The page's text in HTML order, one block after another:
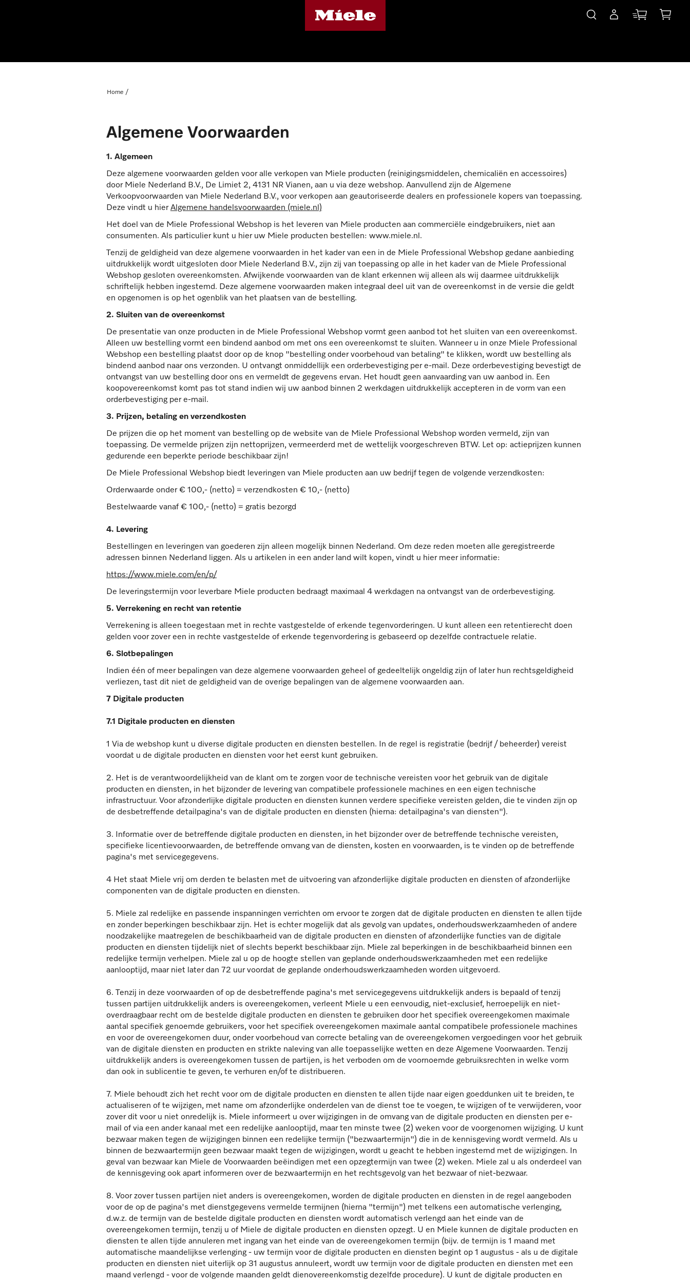
Home
Algemene Voorwaarden
1. Algemeen
Deze algemene voorwaarden gelden voor alle verkopen van Miele producten (reinigingsmiddelen, chemicaliën en accessoires)
door Miele Nederland B.V., De Limiet 2, 4131 NR Vianen, aan u via deze webshop. Aanvullend zijn de Algemene
Verkoopvoorwaarden van Miele Nederland B.V., voor verkopen aan geautoriseerde dealers en professionele kopers van toepassing.
Deze vindt u hierAlgemene handelsvoorwaarden (miele.nl)
Het doel van de Miele Professional Webshop is het leveren van Miele producten aan commerciële eindgebruikers, niet aan
consumenten. Als particulier kunt u hier uw Miele producten bestellen: www.miele.nl.
Tenzij de geldigheid van deze algemene voorwaarden in het kader van een in de Miele Professional Webshop gedane aanbieding
uitdrukkelijk wordt uitgesloten door Miele Nederland B.V., zijn zij van toepassing op alle in het kader van de Miele Professional
Webshop gesloten overeenkomsten. Afwijkende voorwaarden van de klant erkennen wij alleen als wij daarmee uitdrukkelijk
schriftelijk hebben ingestemd. Deze algemene voorwaarden maken integraal deel uit van de overeenkomst in de versie die geldt
en opgenomen is op het ogenblik van het plaatsen van de bestelling.
2. Sluiten van de overeenkomst
De presentatie van onze producten in de Miele Professional Webshop vormt geen aanbod tot het sluiten van een overeenkomst.
Alleen uw bestelling vormt een bindend aanbod om met ons een overeenkomst te sluiten. Wanneer u in onze Miele Professional
Webshop een bestelling plaatst door op de knop "bestelling onder voorbehoud van betaling" te klikken, wordt uw bestelling als
bindend aanbod naar ons verzonden. U ontvangt onmiddellijk een orderbevestiging per e-mail. Deze orderbevestiging bevestigt de
ontvangst van uw bestelling door ons en vermeldt de gegevens ervan. Het houdt geen aanvaarding van uw aanbod in. Een
koopovereenkomst komt pas tot stand indien wij uw aanbod binnen 2 werkdagen uitdrukkelijk accepteren in de vorm van een
orderbevestiging per e-mail.
3. Prijzen, betaling en verzendkosten
De prijzen die op het moment van bestelling op de website van de Miele Professional Webshop worden vermeld, zijn van
toepassing. De vermelde prijzen zijn nettoprijzen, vermeerderd met de wettelijk voorgeschreven BTW. Let op: actieprijzen kunnen
gedurende een beperkte periode beschikbaar zijn!
De Miele Professional Webshop biedt leveringen van Miele producten aan uw bedrijf tegen de volgende verzendkosten:
Orderwaarde onder € 100,- (netto) = verzendkosten € 10,- (netto)
Bestelwaarde vanaf € 100,- (netto) = gratis bezorgd
4. Levering
Bestellingen en leveringen van goederen zijn alleen mogelijk binnen Nederland. Om deze reden moeten alle geregistreerde
adressen binnen Nederland liggen. Als u artikelen in een ander land wilt kopen, vindt u hier meer informatie:
https://www.miele.com/en/p/
De leveringstermijn voor leverbare Miele producten bedraagt maximaal 4 werkdagen na ontvangst van de orderbevestiging.
5. Verrekening en recht van retentie
Verrekening is alleen toegestaan met in rechte vastgestelde of erkende tegenvorderingen. U kunt alleen een retentierecht doen
gelden voor zover een in rechte vastgestelde of erkende tegenvordering is gebaseerd op dezelfde contractuele relatie.
6. Slotbepalingen
Indien één of meer bepalingen van deze algemene voorwaarden geheel of gedeeltelijk ongeldig zijn of later hun rechtsgeldigheid
verliezen, tast dit niet de geldigheid van de overige bepalingen van de algemene voorwaarden aan.
7 Digitale producten
7.1 Digitale producten en diensten
1 Via de webshop kunt u diverse digitale producten en diensten bestellen. In de regel is registratie (bedrijf / beheerder) vereist
voordat u de digitale producten en diensten voor het eerst kunt gebruiken.
2. Het is de verantwoordelijkheid van de klant om te zorgen voor de technische vereisten voor het gebruik van de digitale
producten en diensten, in het bijzonder de levering van compatibele professionele machines en een eigen technische
infrastructuur. Voor afzonderlijke digitale producten en diensten kunnen verdere specifieke vereisten gelden, die te vinden zijn op
de desbetreffende detailpagina's van de digitale producten en diensten (hierna: detailpagina's van diensten").
3. Informatie over de betreffende digitale producten en diensten, in het bijzonder over de betreffende technische vereisten,
specifieke licentievoorwaarden, de betreffende omvang van de diensten, kosten en voorwaarden, is te vinden op de betreffende
pagina's met servicegegevens.
4 Het staat Miele vrij om derden te belasten met de uitvoering van afzonderlijke digitale producten en diensten of afzonderlijke
componenten van de digitale producten en diensten.
5. Miele zal redelijke en passende inspanningen verrichten om ervoor te zorgen dat de digitale producten en diensten te allen tijde
en zonder beperkingen beschikbaar zijn. Het is echter mogelijk dat als gevolg van updates, onderhoudswerkzaamheden of andere
noodzakelijke maatregelen de beschikbaarheid van de digitale producten en diensten of afzonderlijke functies van de digitale
producten en diensten tijdelijk niet of slechts beperkt beschikbaar zijn. Miele zal beperkingen in de beschikbaarheid binnen een
redelijke termijn verhelpen. Miele zal u op de hoogte stellen van geplande onderhoudswerkzaamheden met een redelijke
aanlooptijd, maar niet later dan 72 uur voordat de geplande onderhoudswerkzaamheden worden uitgevoerd.
6. Tenzij in deze voorwaarden of op de desbetreffende pagina's met servicegegevens uitdrukkelijk anders is bepaald of tenzij
tussen partijen uitdrukkelijk anders is overeengekomen, verleent Miele u een eenvoudig, niet-exclusief, herroepelijk en niet-
overdraagbaar recht om de bestelde digitale producten en diensten te gebruiken door het specifiek overeengekomen maximale
aantal specifiek genoemde gebruikers, voor het specifiek overeengekomen maximale aantal compatibele professionele machines
en voor de overeengekomen duur, onder voorbehoud van correcte betaling van de overeengekomen vergoedingen voor het gebruik
van de digitale diensten en producten en strikte naleving van alle toepasselijke wetten en deze Algemene Voorwaarden. Tenzij
uitdrukkelijk anders is overeengekomen tussen de partijen, is het verboden om de voornoemde gebruiksrechten in welke vorm
dan ook in sublicentie te geven, te verhuren en/of te distribueren.
7. Miele behoudt zich het recht voor om de digitale producten en diensten te allen tijde naar eigen goeddunken uit te breiden, te
actualiseren of te wijzigen, met name om afzonderlijke onderdelen van de dienst toe te voegen, te wijzigen of te verwijderen, voor
zover dit voor u niet onredelijk is. Miele informeert u over wijzigingen in de omvang van de digitale producten en diensten per e-
mail of via een ander kanaal met een redelijke aanlooptijd, maar ten minste twee (2) weken voor de voorgenomen wijziging. U kunt
bezwaar maken tegen de wijzigingen binnen een redelijke termijn ("bezwaartermijn") die in de kennisgeving wordt vermeld. Als u
binnen de bezwaartermijn geen bezwaar maakt tegen de wijzigingen, wordt u geacht te hebben ingestemd met de wijzigingen. In
geval van bezwaar kan Miele de Voorwaarden beëindigen met een opzegtermijn van twee (2) weken. Miele zal u als onderdeel van
de kennisgeving ook apart informeren over de bezwaartermijn en het rechtsgevolg van het bezwaar of niet-bezwaar.
8. Voor zover tussen partijen niet anders is overeengekomen, worden de digitale producten en diensten in de regel aangeboden
voor de op de pagina's met dienstgegevens vermelde termijnen (hierna "termijn") met telkens een automatische verlenging,
d.w.z. de termijn van de bestelde digitale producten en diensten wordt automatisch verlengd aan het einde van de
overeengekomen termijn, tenzij u of Miele de digitale producten en diensten opzegt. U en Miele kunnen de digitale producten en
diensten te allen tijde annuleren met ingang van het einde van de overeengekomen termijn (bijv. de termijn is 1 maand met
automatische maandelijkse verlenging - uw termijn voor de digitale producten en diensten begint op 1 augustus - als u de digitale
producten en diensten niet uiterlijk op 31 augustus annuleert, wordt uw termijn voor de digitale producten en diensten met een
maand verlengd - voor de volgende maanden geldt dienovereenkomstig dezelfde procedure). U kunt de digitale producten en